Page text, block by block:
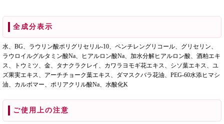
全成分表示
水、BG、ラウリン酸ポリグリセリル-10、ペンチレングリコール、グリセリン、
ラウロイルグルタミン酸Na、ヒアルロン酸Na、加水分解ヒアルロン酸、酒粕エキ
ス、トウミツ、金、タナクラクレイ、カワラヨモギ花エキス、シソ葉エキス、ユ
ズ果実エキス、アーチチョーク葉エキス、ダマスクバラ花油、PEG-60水添ヒマシ
油、カルボマー、ポリアクリル酸Na、水酸化K
ご使用上の注意